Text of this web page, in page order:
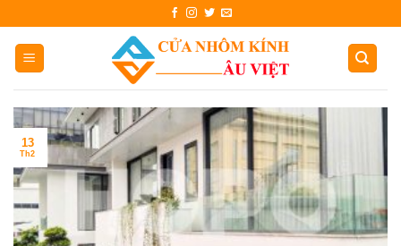
content
13
Th2